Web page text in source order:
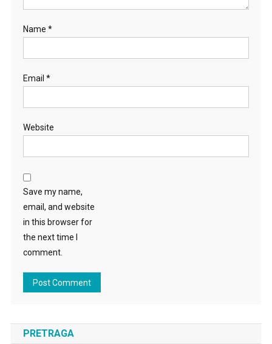
Name *
Email *
Website
Save my name,
email, and website
in this browser for
the next time I
comment.
PRETRAGA